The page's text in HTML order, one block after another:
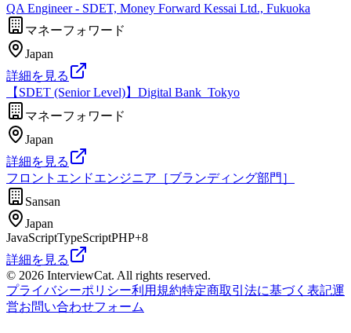
QA Engineer - SDET, Money Forward Kessai Ltd., Fukuoka
マネーフォワード
Japan
詳細を見る
【SDET (Senior Level)】Digital Bank_Tokyo
マネーフォワード
Japan
詳細を見る
フロントエンドエンジニア［ブランディング部門］
Sansan
Japan
JavaScriptTypeScriptPHP+8
詳細を見る
© 2026 InterviewCat. All rights reserved.
プライバシーポリシー利用規約特定商取引法に基づく表記運
営お問い合わせフォーム